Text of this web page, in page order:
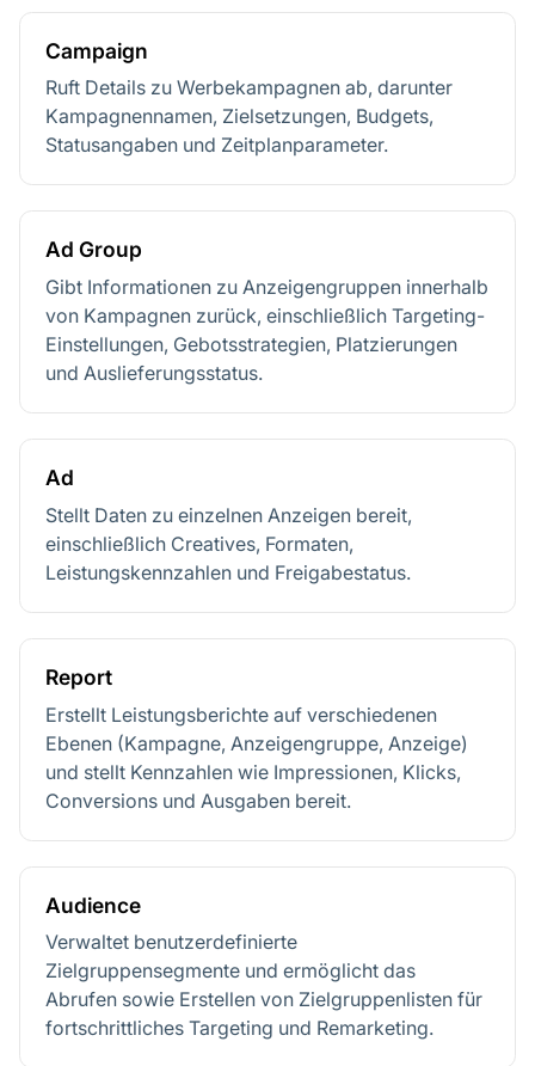
Campaign
Ruft Details zu Werbekampagnen ab, darunter
Kampagnennamen, Zielsetzungen, Budgets,
Statusangaben und Zeitplanparameter.
Ad Group
Gibt Informationen zu Anzeigengruppen innerhalb
von Kampagnen zurück, einschließlich Targeting-
Einstellungen, Gebotsstrategien, Platzierungen
und Auslieferungsstatus.
Ad
Stellt Daten zu einzelnen Anzeigen bereit,
einschließlich Creatives, Formaten,
Leistungskennzahlen und Freigabestatus.
Report
Erstellt Leistungsberichte auf verschiedenen
Ebenen (Kampagne, Anzeigengruppe, Anzeige)
und stellt Kennzahlen wie Impressionen, Klicks,
Conversions und Ausgaben bereit.
Audience
Verwaltet benutzerdefinierte
Zielgruppensegmente und ermöglicht das
Abrufen sowie Erstellen von Zielgruppenlisten für
fortschrittliches Targeting und Remarketing.